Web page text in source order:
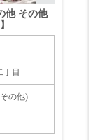
他 その他
丁目
の他)